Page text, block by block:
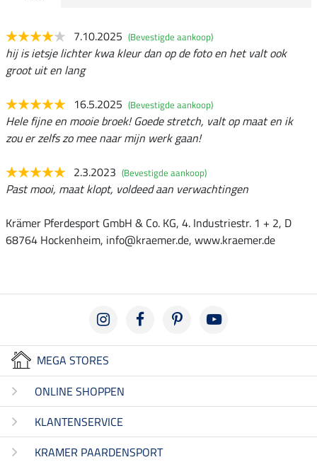
7.10.2025 (Bevestigde aankoop)
hij is ietsje lichter kwa kleur dan op de foto en het valt ook
groot uit en lang
16.5.2025 (Bevestigde aankoop)
Hele fijne en mooie broek! Goede stretch, valt op maat en ik
zou er zelfs zo mee naar mijn werk gaan!
2.3.2023 (Bevestigde aankoop)
Past mooi, maat klopt, voldeed aan verwachtingen
Krämer Pferdesport GmbH & Co. KG, 4. Industriestr. 1 + 2, D
68764 Hockenheim, info@kraemer.de, www.kraemer.de
MEGA STORES
ONLINE SHOPPEN
KLANTENSERVICE
KRAMER PAARDENSPORT